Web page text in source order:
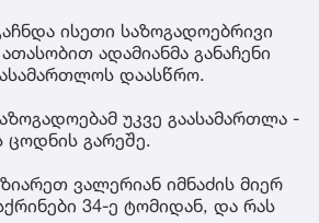
ისეთი საზოგადოებრივი
ადამიანმა განაჩენი
დაასწრო.
უკვე გაასამართლა -
ცოდნის გარეშე.
ვალერიან იმნაძის მიერ
34-ე ტომიდან, და რას